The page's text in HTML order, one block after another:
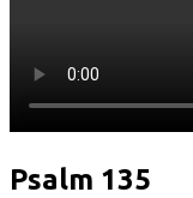
Psalm 135